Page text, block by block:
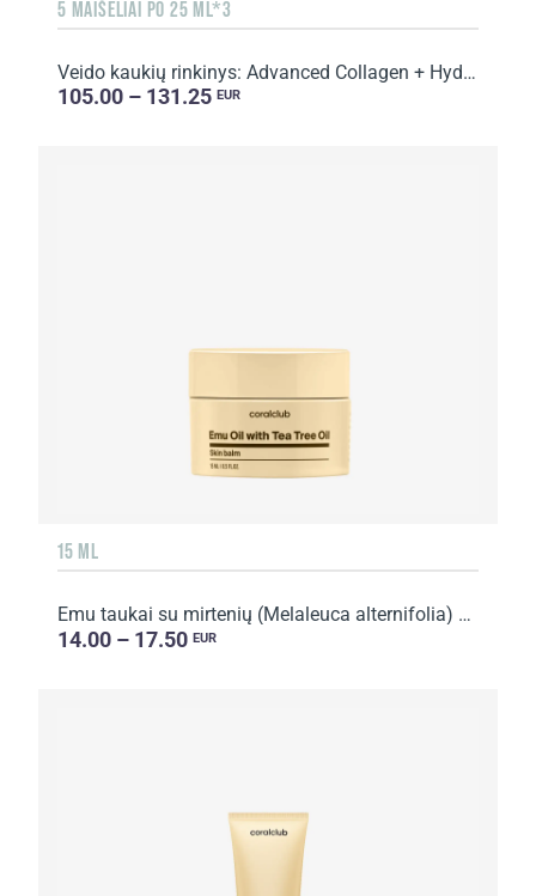
5 MAIŠELIAI PO 25 ML*3
Veido kaukių rinkinys: Advanced Collagen + Hydro Boost + Skin Harmony
105.00 – 131.25 EUR
15 ML
Emu taukai su mirtenių (Melaleuca alternifolia) aliejumi
14.00 – 17.50 EUR